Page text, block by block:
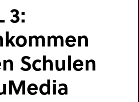
3:
Schulen